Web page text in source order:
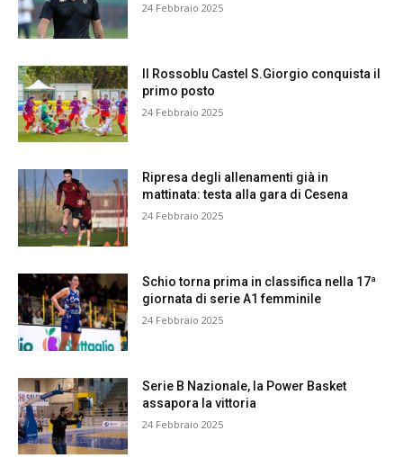
24 Febbraio 2025
Il Rossoblu Castel S.Giorgio conquista il
primo posto
24 Febbraio 2025
Ripresa degli allenamenti già in
mattinata: testa alla gara di Cesena
24 Febbraio 2025
Schio torna prima in classifica nella 17ª
giornata di serie A1 femminile
24 Febbraio 2025
Serie B Nazionale, la Power Basket
assapora la vittoria
24 Febbraio 2025